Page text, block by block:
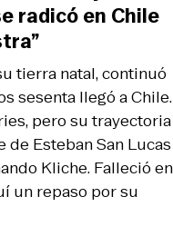
tierra natal, continuó
sesenta llegó a Chile.
pero su trayectoria
Esteban San Lucas
Kliche. Falleció en
un repaso por su
radicó en Chile